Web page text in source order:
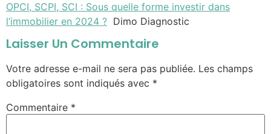
OPCI, SCPI, SCI : Sous quelle forme investir dans
l’immobilier en 2024 ? Dimo Diagnostic
Laisser Un Commentaire
Votre adresse e-mail ne sera pas publiée. Les champs
obligatoires sont indiqués avec *
Commentaire *